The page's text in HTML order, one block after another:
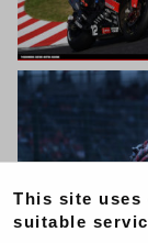
This site uses
suitable